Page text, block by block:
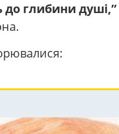
глибини душі,”